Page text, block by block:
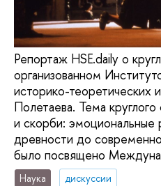
Репортаж HSE.daily о
организованном
историко-теоретических
Полетаева. Тема
и скорби:
древности до
было посвящено
Наука
дискуссии